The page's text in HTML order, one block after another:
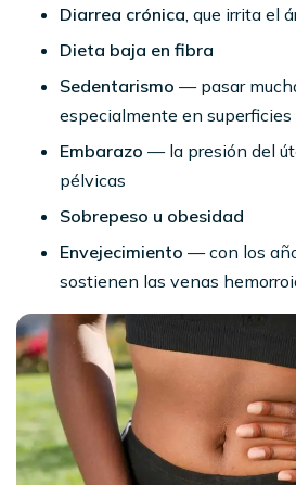
Diarrea crónica , que irrita el
Dieta baja en fibra
Sedentarismo — pasar
especialmente en superficies
Embarazo — la presión del
pélvicas
Sobrepeso u obesidad
Envejecimiento — con los
sostienen las venas